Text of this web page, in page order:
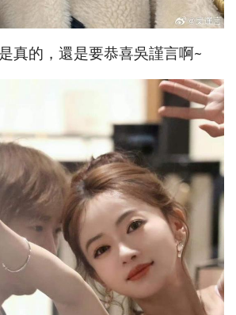
真的，還是要恭喜吳謹言啊~